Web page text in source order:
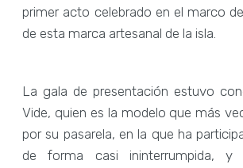
primer acto celebrado en el marco
de esta marca artesanal de la isla.
La gala de presentación estuvo
Vide, quien es la modelo que más
por su pasarela, en la que ha
de forma casi ininterrumpida,